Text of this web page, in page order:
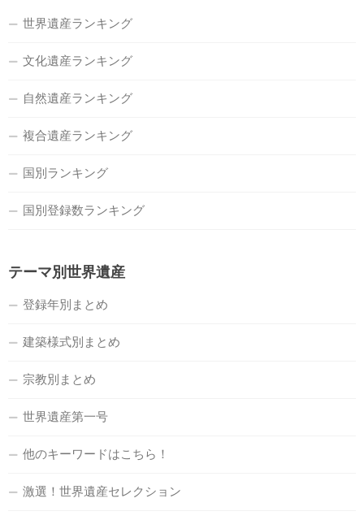
世界遺産ランキング
文化遺産ランキング
自然遺産ランキング
複合遺産ランキング
国別ランキング
国別登録数ランキング
テーマ別世界遺産
登録年別まとめ
建築様式別まとめ
宗教別まとめ
世界遺産第一号
他のキーワードはこちら！
激選！世界遺産セレクション